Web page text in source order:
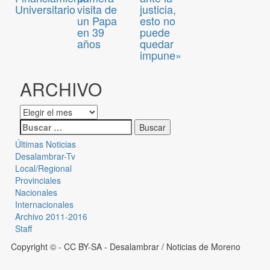
Universitariovisita de
un Papa
en 39
años
justicia,
esto no
puede
quedar
impune»
ARCHIVO
Últimas Noticias
Desalambrar-Tv
Local/Regional
Provinciales
Nacionales
Internacionales
Archivo 2011-2016
Staff
Copyright © - CC BY-SA - Desalambrar / Noticias de Moreno